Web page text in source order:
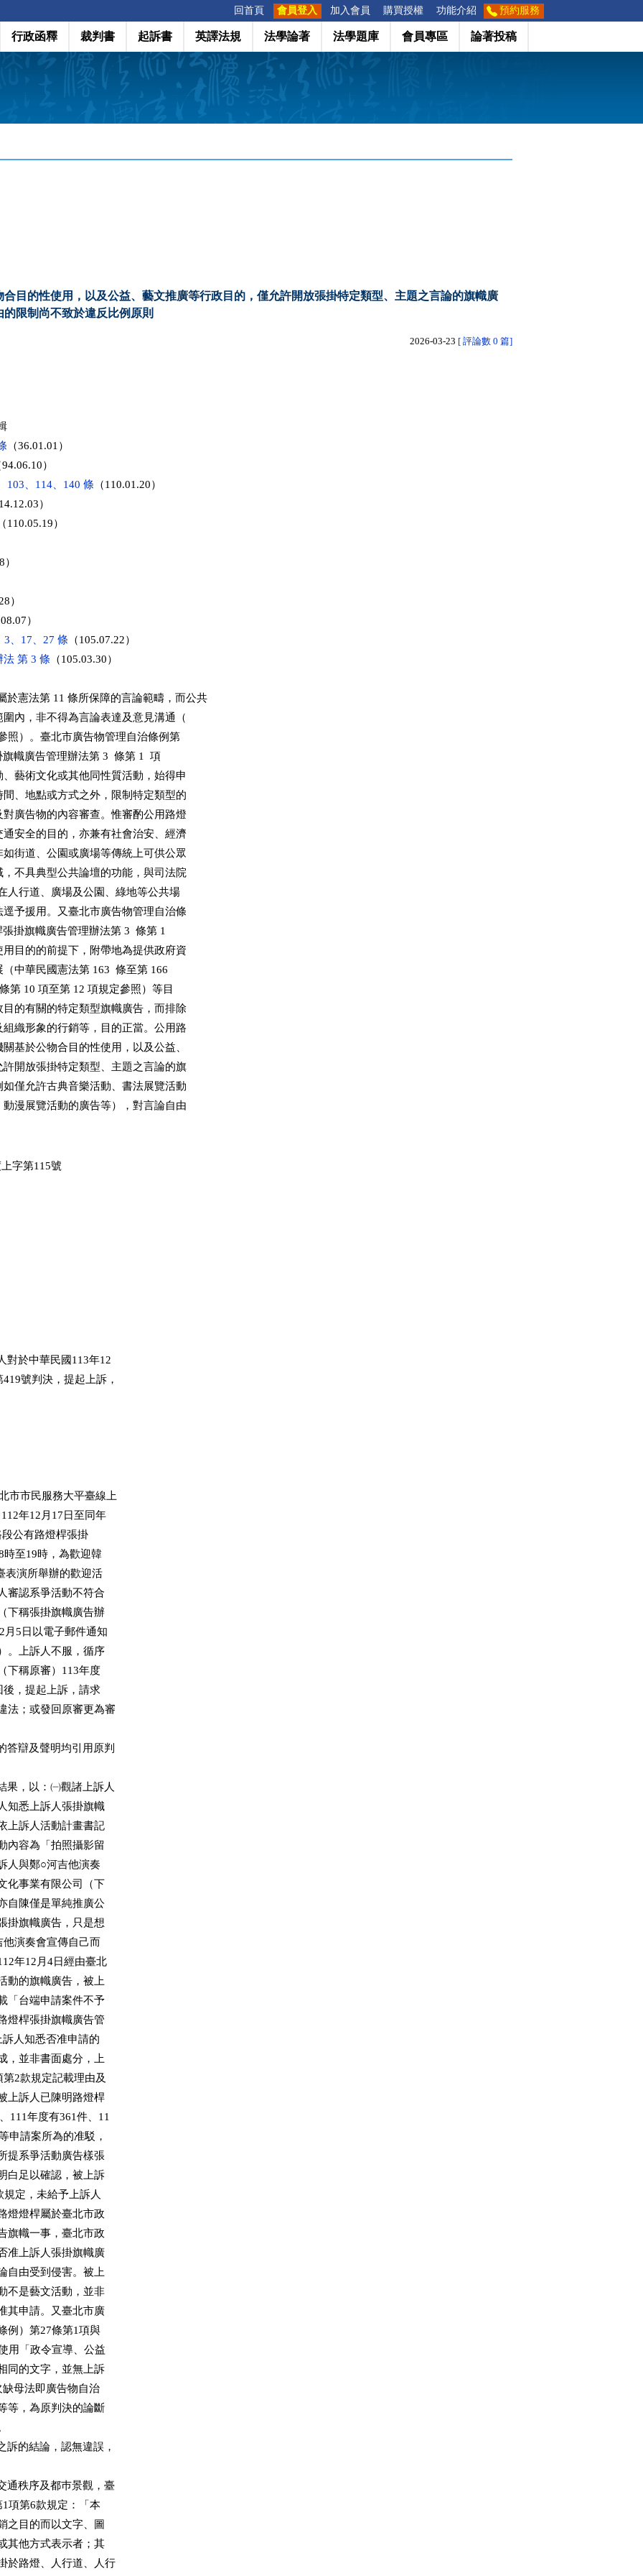
回首頁 會員登入 加入會員 購買授權 功能介紹 預約服務
行政函釋 裁判書 起訴書 英譯法規 法學論著 法學題庫 會員專區 論著投稿
目的性使用，以及公益、藝文推廣等行政目的，僅允許開放張掛特定類型、主題之言論的旗幟廣
限制尚不致於違反比例原則
2026-03-23 [ 評論數 0 篇]
（36.01.01）
94.06.10）
103、114、140 條 （110.01.20）
）
（110.05.19）
）
）
、17、27 條 （105.07.22）
第 3 條 （105.03.30）
於憲法第 11 條所保障的言論範疇，而公共
圍內，非不得為言論表達及意見溝通（
參照）。臺北市廣告物管理自治條例第
旗幟廣告管理辦法第 3  條第 1  項
、藝術文化或其他同性質活動，始得申
間、地點或方式之外，限制特定類型的
對廣告物的內容審查。惟審酌公用路燈
通安全的目的，亦兼有社會治安、經濟
如街道、公園或廣場等傳統上可供公眾
，不具典型公共論壇的功能，與司法院
在人行道、廣場及公園、綠地等公共場
逕予援用。又臺北市廣告物管理自治條
張掛旗幟廣告管理辦法第 3  條第 1
用目的的前提下，附帶地為提供政府資
（中華民國憲法第 163  條至第 166
條第 10 項至第 12 項規定參照）等目
目的有關的特定類型旗幟廣告，而排除
組織形象的行銷等，目的正當。公用路
關基於公物合目的性使用，以及公益、
許開放張掛特定類型、主題之言論的旗
如僅允許古典音樂活動、書法展覽活動
動漫展覽活動的廣告等），對言論自由
處分未詳述是何行為不符合張掛旗幟廣告辦法第
    3條何項規定，不足使上訴人知悉被上訴人作成原處分的法
    規根據、事實認定及裁量斟酌等因素，原判決適用法規不當
    等等，均不可採。
　㈥地方自治事項，凡涉及對居民自由權利的限制，根據法治國
    原則相同法理，同樣有法律保留原則的適用，亦即應以經地
    方立法機關通過，並由各該行政機關公布的自治條例（地方
    制度法第28條第2款規定參照），或經自治條例明確授權之
    地方行政機關訂定的自治規則定之（司法院釋字第806號解
    釋理由書參照）。是否允許人民使用地方政府設置、管理的
    公有路燈桿懸掛廣告物，涉及地方的環境清潔、市容及道路
    的管理，屬地方自治事項（地方制度法第18條第9款第2目、
    第10款第1目、第19條第9款第2目、第10款第1目等規定參照
    ）。臺北市就此自治事項，已經地方立法機關即臺北市議會
    通過廣告物自治條例，於第27條第1項規定機關（構）、團
    體、公司廠商，得為辦理政令宣導、公益活動、藝術文化或
    其他同性質活動，申請於路燈桿設置旗幟廣告，並於第17條
    規定授權臺北市政府訂定性質上屬於自治規則的張掛旗幟廣
    告辦法。該辦法第3條第1項規定重申機關、團體得為辦理政
    令宣導、公益活動、藝術文化或其他同性質活動，申請許可
    張掛旗幟廣告。其要件與廣告物自治條例第27條第1項規定
    相同，並無增加授權母法所無的要件，沒有違反法治國法律
    保留原則的要求。上訴人主張：廣告物自治條例及規費法並
    未授權被上訴人訂定張掛旗幟廣告辦法，得為言論、藝術表
    現內容的審查，張掛旗幟廣告辦法第3條規定已逾越母法授
    權範圍，違反法律保留原則等等，尚不可採。　
　㈦廣告兼具意見表達的性質，屬於憲法第11條所保障的言論範
    疇，而公共場所於不妨礙其通常使用方式的範圍內，非不得
    為言論表達及意見溝通（司法院釋字第734號解釋理由書參
    照）。廣告物自治條例第27條第1項及張掛旗幟廣告辦法第3
    條第1項規定限於辦理政令宣導、公益活動、藝術文化或其
    他同性質活動，始得申請在路燈桿張掛旗幟廣告，是於時間
    、地點或方式之外，限制特定類型的廣告言論始得利用公用
    燈桿，涉及對廣告物的內容審查。惟審酌公用路燈桿的設置
    ，主要是為照明，以達交通安全的目的，亦兼有社會治安、
    經濟發展與景觀美化等功能，其本身非如街道、公園或廣場
    等傳統上可供公眾集會或言論、意見交流的公共場域，不具
    典型公共論壇的功能，與司法院釋字第806號解釋有關街頭
    藝人在人行道、廣場及公園、綠地等公共場域從事藝術活動
    的情形有別，無法逕予援用。又廣告物自治條例第27條第1
    項及張掛旗幟廣告辦法第3條第1項規範目的，是在維持既有
    公物使用目的的前提下，附帶地為提供政府資訊、促進公益
    、支持藝術文化發展（中華民國憲法第163條至第166條、中
    華民國憲法增修條文第10條第10項至第12項規定參照）等目
    的，有限度地允許張掛與上開行政目的有關的特定類型旗幟
    廣告，而排除其他商業活動，或為產品、個人及組織形象的
    行銷等，目的正當。公用路燈桿既非典型的公共論壇，主管
    機關基於公物合目的性使用，以及公益、藝文推廣等行政目
    的，僅附帶地允許開放張掛特定類型、主題之言論的旗幟廣
    告，只要無涉觀點的歧視（例如僅允許古典音樂活動、書法
    展覽活動的廣告，而排除重金屬音樂活動、動漫展覽活動的
    廣告等），對言論自由的限制尚不致於違反比例原則。另就
    本件個案的法規適用而言，上訴人申請許可未獲准允，主要
    是因為其申請張掛的旗幟廣告內容並無任何有關藝術文化活
    動的資訊，卻有上訴人的統一編號、中華郵政劃撥專戶帳號
    及戶名，且廣告內容中的鄭○河與上訴人無任何合作關係，
    上訴人只是藉由弦風公司主辦鄭○河吉他演奏會的機會宣傳
    自己，事實上亦無舉辦何藝文活動，已如前述，故可認被上
    訴人否准其申請，純粹是因為上訴人不符合「為辦理藝術文
    化活動而設置」的要件，無涉何觀點歧視的適用違憲問題。
    上訴人主張：張掛旗幟廣告辦法第3條規定的審查機制，已
    涉及言論內容的實質審查；被上訴人僅憑主觀判斷否定系爭
    活動屬於藝文活動，均違反比例原則等等，仍不可採。
　㈧綜上所述，原判決駁回上訴人在原審之訴，並無違誤。上訴
    意旨指摘原判決違背法令，求予廢棄，為無理由，應予駁回
    。　　　　　
五、結論：本件上訴為無理由。依行政訴訟法第255條第1項、第
    98條第1項前段，判決如主文。
中　　華　　民　　國　　114 　年　　12　　月　　11　　日
                    最高行政法院第二庭
                        審判長法官  陳  國  成
                              法官　廖  建  彥
　　　　　　　　　　　　      法官  高  愈  杰
　　　　　　　　　　　　　　　法官　林  秀  圓
                              法官　楊  坤  樵
以  上  正  本  證  明  與  原  本  無  異
中　　華　　民　　國　　114 　年　　12　　月　　11　　日